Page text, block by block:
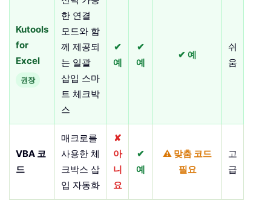
Kutools
for
Excel
권장
한 연결
모드와 함
께 제공되
는 일괄
삽입 스마
트 체크박
스
✔
예
✔
예
✔ 예
쉬
움
VBA 코
드
매크로를
사용한 체
크박스 삽
입 자동화
✘
아
니
요
✔
예
⚠ 맞춤 코드
필요
고
급